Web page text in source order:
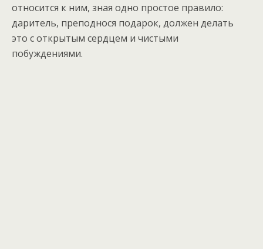
относится к ним, зная одно простое правило:
даритель, преподнося подарок, должен делать
это с открытым сердцем и чистыми
побуждениями.